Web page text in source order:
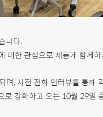
니다.
대한 관심으로 새롭게 함
며, 사전 전화 인터뷰를 통
강화하고 오는 10월 29